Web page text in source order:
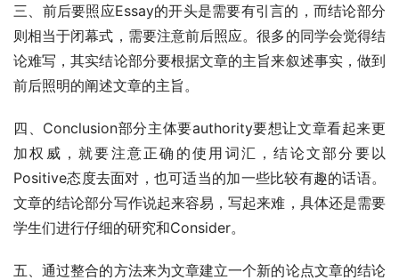
三、前后要照应Essay的开头是需要有引言的，而结论部分
则相当于闭幕式，需要注意前后照应。很多的同学会觉得结
论难写，其实结论部分要根据文章的主旨来叙述事实，做到
前后照明的阐述文章的主旨。
四、Conclusion部分主体要authority要想让文章看起来更
加权威，就要注意正确的使用词汇，结论文部分要以
Positive态度去面对，也可适当的加一些比较有趣的话语。
文章的结论部分写作说起来容易，写起来难，具体还是需要
学生们进行仔细的研究和Consider。
五、通过整合的方法来为文章建立一个新的论点文章的结论